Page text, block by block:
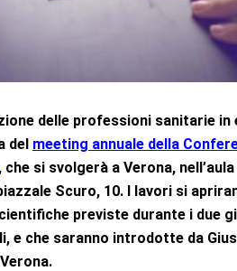
delle professioni sanitarie
del meeting annuale della
, che si svolgerà a Verona,
Scuro, 10. I lavori si
previste durante i due
e che saranno introdotte da